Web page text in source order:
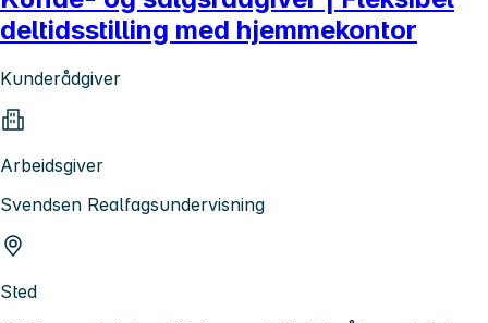
deltidsstilling med hjemmekontor
Kunderådgiver
Arbeidsgiver
Svendsen Realfagsundervisning
Sted